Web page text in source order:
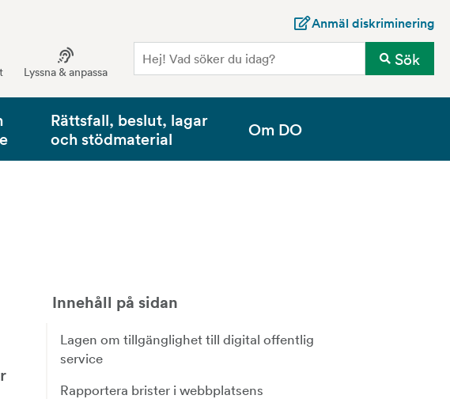
Anmäl diskriminering
Lyssna & anpassa
Sök
Rättsfall, beslut, lagar
och stödmaterial
Om DO
Innehåll på sidan
Lagen om tillgänglighet till digital offentlig
service
Rapportera brister i webbplatsens